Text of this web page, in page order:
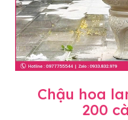
Chậu hoa
200